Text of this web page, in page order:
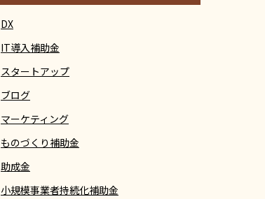
DX
IT導入補助金
スタートアップ
ブログ
マーケティング
ものづくり補助金
助成金
小規模事業者持続化補助金